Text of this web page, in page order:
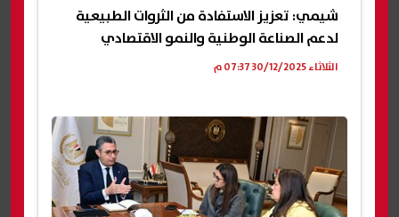
شيمي: تعزيز الاستفادة من الثروات الطبيعية
لدعم الصناعة الوطنية والنمو الاقتصادي
الثلاثاء 30/12/2025 07:37 م